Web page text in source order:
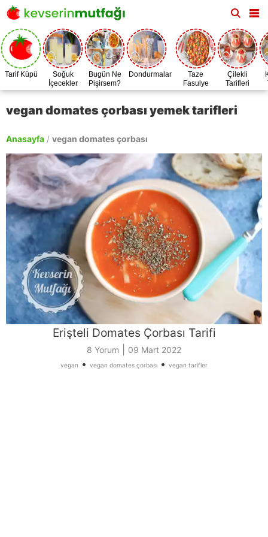
Tarif Küpü
Soğuk
İçecekler
Bugün Ne
Pişirsem?
Dondurmalar
Taze
Fasulye
Zamanı
Çilekli
Tarifleri
vegan domates çorbası yemek tarifleri
Anasayfa / vegan domates çorbası
Erişteli Domates Çorbası Tarifi
8 Yorum 09 Mart 2022
vegan • vegan domates çorbası • vegan tarifler